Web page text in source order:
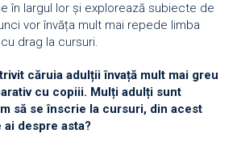
în largul lor și explorează subiecte de
vor învăța mult mai repede limba
drag la cursuri.
căruia adulții învață mult mai greu
cu copiii. Mulți adulți sunt
să se înscrie la cursuri, din acest
ai despre asta?